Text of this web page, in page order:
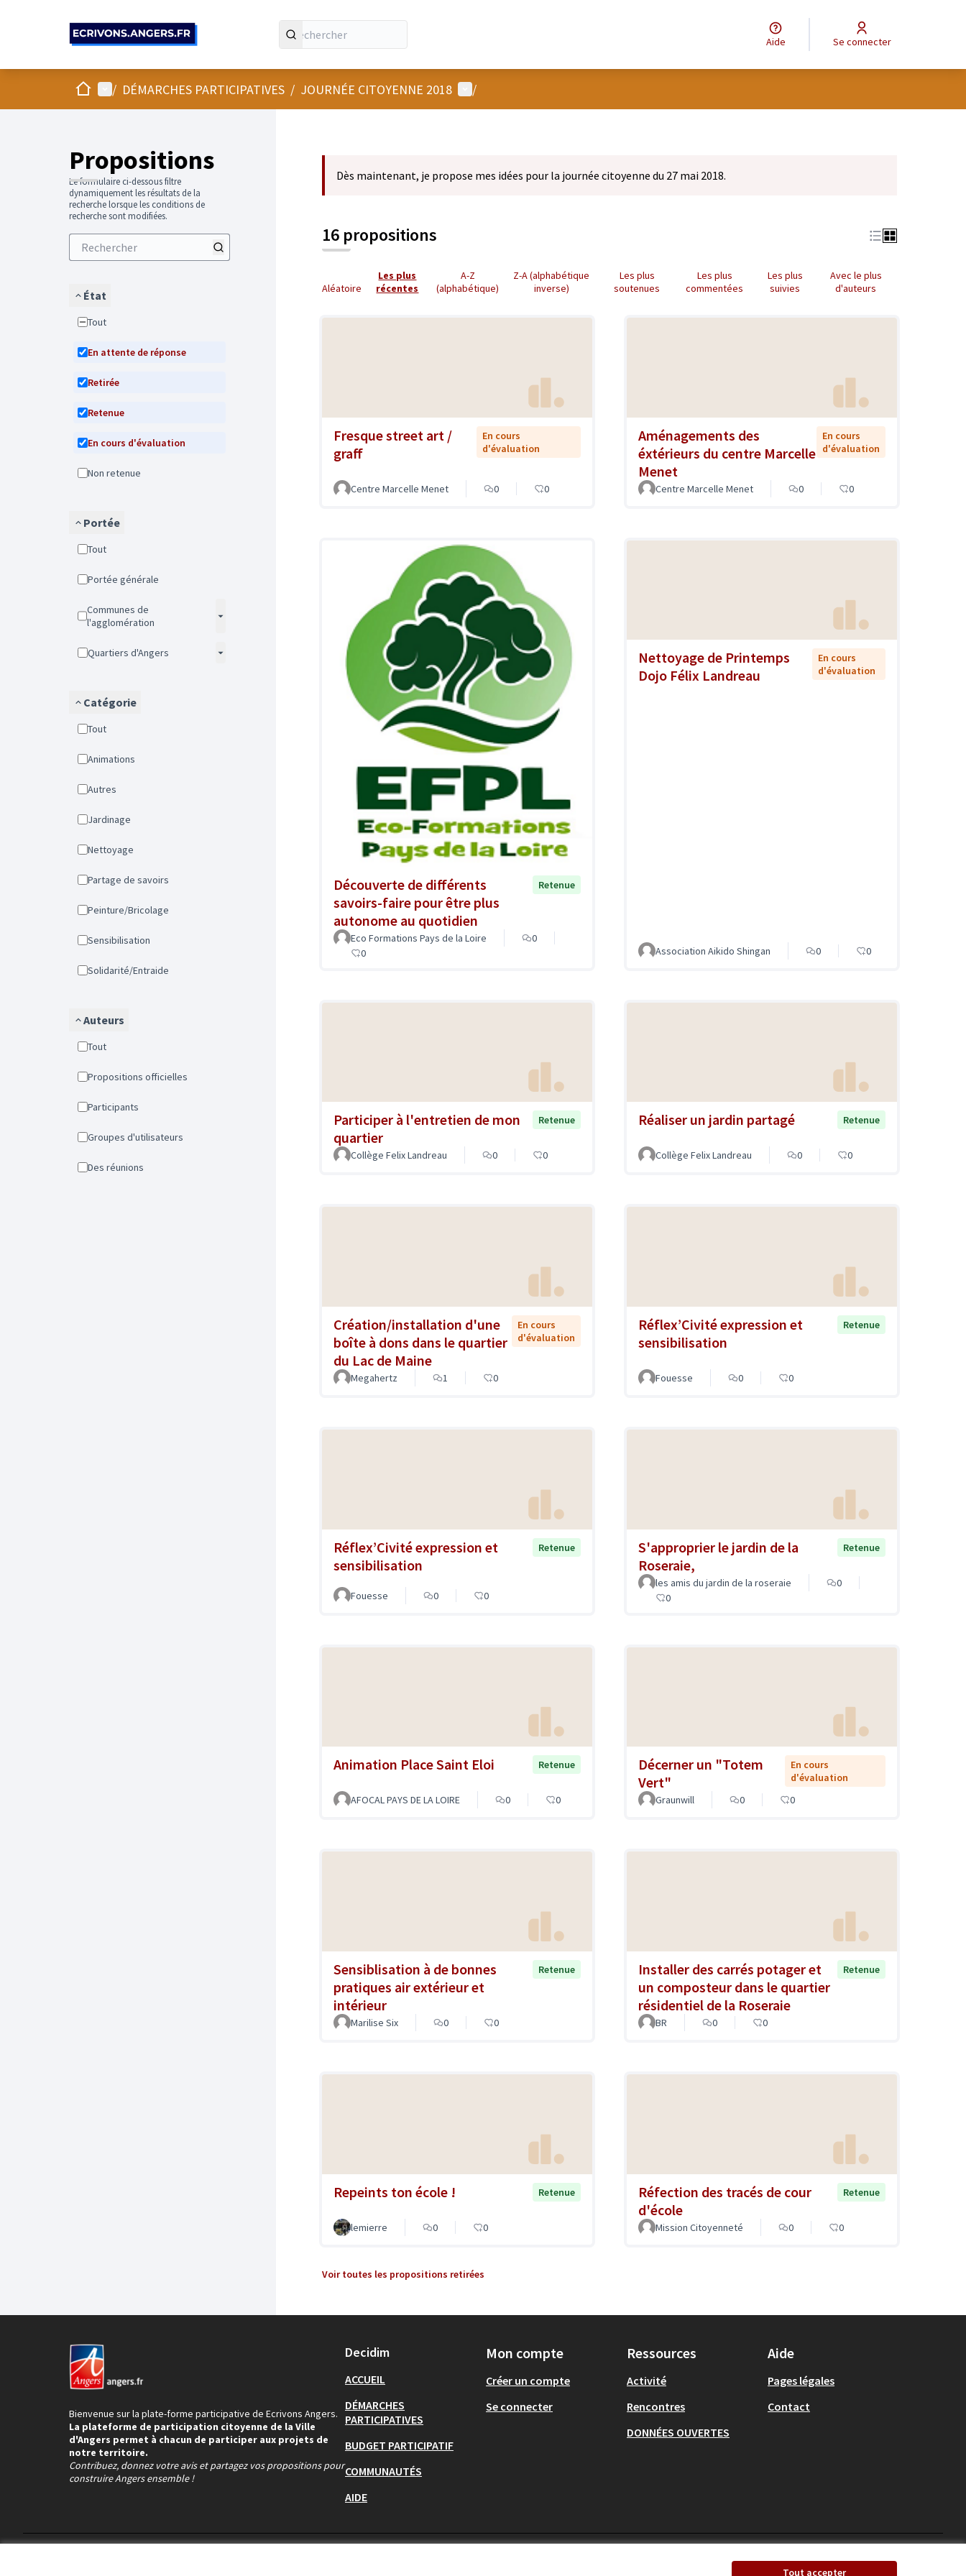
Tout accepter
Aide Se connecter
AccueilMenu principal
/ DÉMARCHES PARTICIPATIVES / JOURNÉE CITOYENNE 2018 Menu utilisateur
/
Propositions
Le formulaire ci-dessous filtre
dynamiquement les résultats de la
recherche lorsque les conditions de
recherche sont modifiées.
État
Tout
En attente de réponse
Retirée
Retenue
En cours d'évaluation
Non retenue
Portée
Tout
Portée générale
Communes de
l'agglomération
Quartiers d'Angers
Catégorie
Tout
Animations
Autres
Jardinage
Nettoyage
Partage de savoirs
Peinture/Bricolage
Sensibilisation
Solidarité/Entraide
Auteurs
Tout
Propositions officielles
Participants
Groupes d'utilisateurs
Des réunions
Dès maintenant, je propose mes idées pour la journée citoyenne du 27 mai 2018.
16 propositions
Aléatoire
Les plus
récentes
A-Z
(alphabétique)
Z-A (alphabétique
inverse)
Les plus
soutenues
Les plus
commentées
Les plus
suivies
Avec le plus
d'auteurs
Fresque street art /
graff
En cours
d'évaluation
Centre Marcelle Menet 0 0
Aménagements des
éxtérieurs du centre Marcelle
Menet
En cours
d'évaluation
Centre Marcelle Menet 0 0
Découverte de différents
savoirs-faire pour être plus
autonome au quotidien
Retenue
Eco Formations Pays de la Loire
0
0
Nettoyage de Printemps
Dojo Félix Landreau
En cours
d'évaluation
Association Aikido Shingan 0 0
Participer à l'entretien de mon
quartier
Retenue
Collège Felix Landreau 0 0
Réaliser un jardin partagé Retenue
Collège Felix Landreau 0 0
Création/installation d'une
boîte à dons dans le quartier
du Lac de Maine
En cours
d'évaluation
Megahertz 1 0
Réflex’Civité expression et
sensibilisation
Retenue
Fouesse 0 0
Réflex’Civité expression et
sensibilisation
Retenue
Fouesse 0 0
S'approprier le jardin de la
Roseraie,
Retenue
les amis du jardin de la roseraie
0
0
Animation Place Saint Eloi Retenue
AFOCAL PAYS DE LA LOIRE 0 0
Décerner un "Totem
Vert"
En cours
d'évaluation
Graunwill
0 0
Sensiblisation à de bonnes
pratiques air extérieur et
intérieur
Retenue
Marilise Six 0 0
Installer des carrés potager et
un composteur dans le quartier
résidentiel de la Roseraie
Retenue
BR 0 0
Repeints ton école ! Retenue
lemierre 0 0
Réfection des tracés de cour
d'école
Retenue
Mission Citoyenneté 0 0
Voir toutes les propositions retirées
Bienvenue sur la plate-forme participative de Ecrivons Angers.
La plateforme de participation citoyenne de la Ville
d'Angers permet à chacun de participer aux projets de
notre territoire.
Contribuez, donnez votre avis et partagez vos propositions pour
construire Angers ensemble !
Decidim
ACCUEIL
DÉMARCHES
PARTICIPATIVES
BUDGET PARTICIPATIF
COMMUNAUTÉS
AIDE
Mon compte
Créer un compte
Se connecter
Ressources
Activité
Rencontres
DONNÉES OUVERTES
Aide
Pages légales
Contact